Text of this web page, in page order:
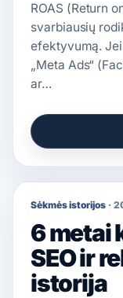
ROAS (Return
svarbiausių
efektyvumą. Jei
„Meta Ads“
ar…
Sėkmės istorijos ·
6 metai
SEO ir
istorija